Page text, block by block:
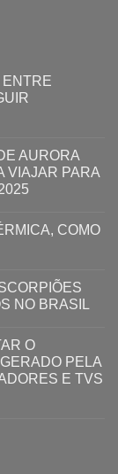
ENTRE
AURORA
VIAJAR PARA
COMO
NO BRASIL
O
PELA
E TVS​​